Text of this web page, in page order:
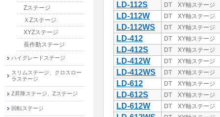
LD-112S DT XY軸ステージ
LD-112W DT XY軸ステージ
LD-112WS DT XY軸ステージ
LD-412 DT XY軸ステージ
LD-412S DT XY軸ステージ
LD-412W DT XY軸ステージ
LD-412WS DT XY軸ステージ
LD-612 DT XY軸ステージ
LD-612S DT XY軸ステージ
LD-612W DT XY軸ステージ
Zステージ
ＸZステージ
XYZステージ
長作動ステージ
ハイグレードステージ
スリムステージ、クロスロー
ラステージ
Z昇降ステージ、Zステージ
回転ステージ